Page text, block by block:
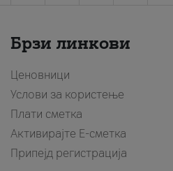
Брзи линкови
Ценовници
Услови за користење
Плати сметка
Активирајте Е-сметка
Припејд регистрација